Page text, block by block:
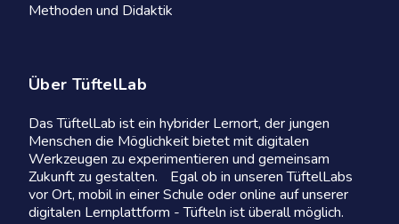
Methoden und Didaktik
Über TüftelLab
Das TüftelLab ist ein hybrider Lernort, der jungen
Menschen die Möglichkeit bietet mit digitalen
Werkzeugen zu experimentieren und gemeinsam
Zukunft zu gestalten. Egal ob in unseren TüftelLabs
vor Ort, mobil in einer Schule oder online auf unserer
digitalen Lernplattform - Tüfteln ist überall möglich.